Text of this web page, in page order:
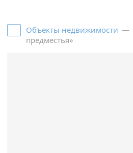
Объекты недвижимости —
предместья»